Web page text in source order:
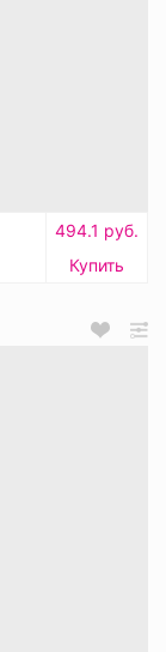
494.1 руб.
Купить